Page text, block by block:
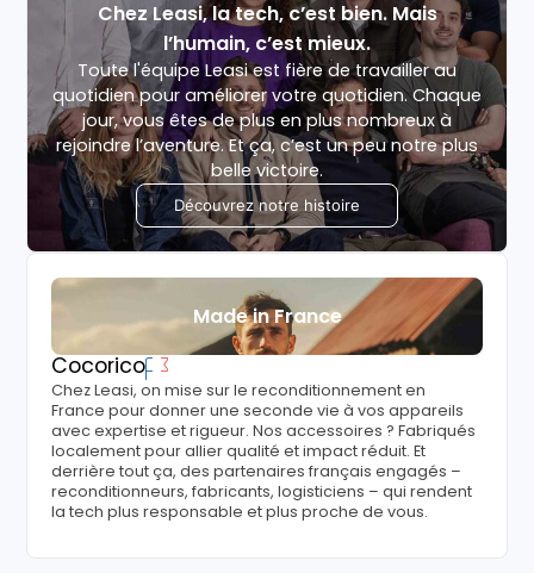
Chez Leasi, la tech, c’est bien. Mais
l’humain, c’est mieux.
Toute l'équipe Leasi est fière de travailler au
quotidien pour améliorer votre quotidien. Chaque
jour, vous êtes de plus en plus nombreux à
rejoindre l’aventure. Et ça, c’est un peu notre plus
belle victoire.
Découvrez notre histoire
Made in France
Cocorico
Chez Leasi, on mise sur le reconditionnement en
France pour donner une seconde vie à vos appareils
avec expertise et rigueur. Nos accessoires ? Fabriqués
localement pour allier qualité et impact réduit. Et
derrière tout ça, des partenaires français engagés –
reconditionneurs, fabricants, logisticiens – qui rendent
la tech plus responsable et plus proche de vous.